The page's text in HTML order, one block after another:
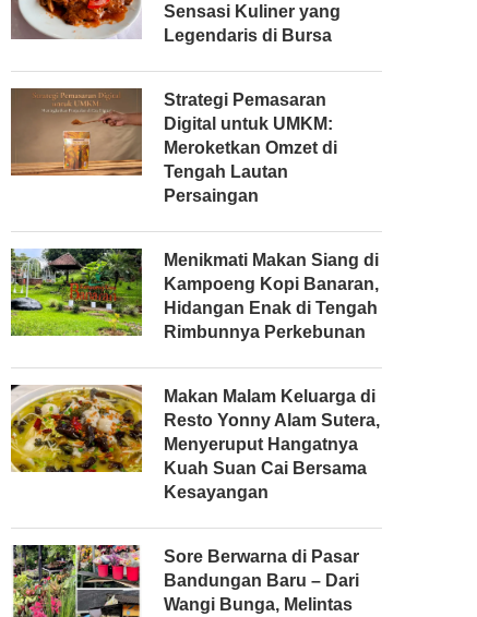
Sensasi Kuliner yang
Legendaris di Bursa
Strategi Pemasaran
Digital untuk UMKM:
Meroketkan Omzet di
Tengah Lautan
Persaingan
Menikmati Makan Siang di
Kampoeng Kopi Banaran,
Hidangan Enak di Tengah
Rimbunnya Perkebunan
Makan Malam Keluarga di
Resto Yonny Alam Sutera,
Menyeruput Hangatnya
Kuah Suan Cai Bersama
Kesayangan
Sore Berwarna di Pasar
Bandungan Baru – Dari
Wangi Bunga, Melintas